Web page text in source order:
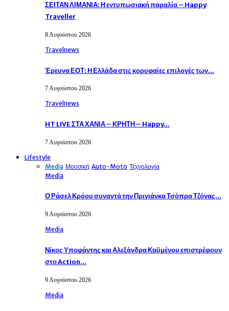
ΣΕΙΤΑΝ ΛΙΜΑΝΙΑ: Η εντυπωσιακή παραλία – Happy
Traveller
8 Αυγούστου 2026
Travelnews
Έρευνα ΕΟΤ: Η Ελλάδα στις κορυφαίες επιλογές των…
7 Αυγούστου 2026
Travelnews
HT LIVE ΣΤΑ ΧΑΝΙΑ – ΚΡΗΤΗ – Happy…
7 Αυγούστου 2026
Lifestyle
Media Μουσική Auto-Moto Τεχνολογία
Media
Ο Ράσελ Κρόου συναντά την Πριγιάνκα Τσόπρα Τζόνας…
9 Αυγούστου 2026
Media
Νίκος Υποφάντης και Αλεξάνδρα Καϋμένου επιστρέφουν
στο Action…
9 Αυγούστου 2026
Media